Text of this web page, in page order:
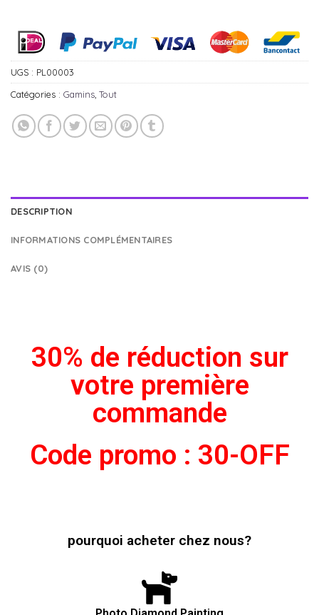
UGS : PL00003
Catégories : Gamins Tout
DESCRIPTION
INFORMATIONS COMPLÉMENTAIRES
AVIS (0)
30% de réduction sur
votre première
commande
Code promo : 30-OFF
pourquoi acheter chez nous?